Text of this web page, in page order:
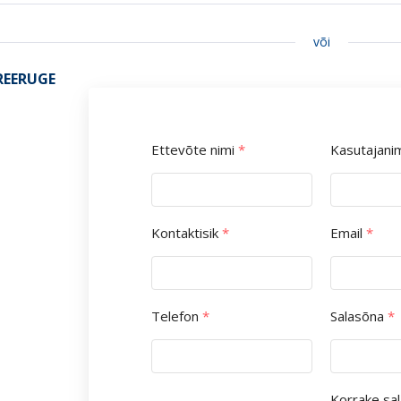
või
Ettevõte nimi *
Kontaktisik *
Telefon *
Email *
Salasõna *